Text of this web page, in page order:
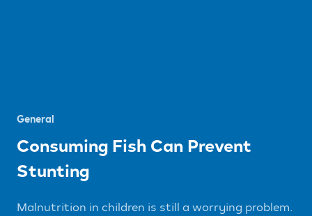
General
Consuming Fish Can Prevent
Stunting
Malnutrition in children is still a worrying problem.